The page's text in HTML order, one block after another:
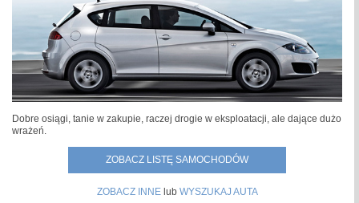
Dobre osiągi, tanie w zakupie, raczej drogie w eksploatacji, ale dające dużo
wrażeń.
ZOBACZ LISTĘ SAMOCHODÓW
ZOBACZ INNElub WYSZUKAJ AUTA